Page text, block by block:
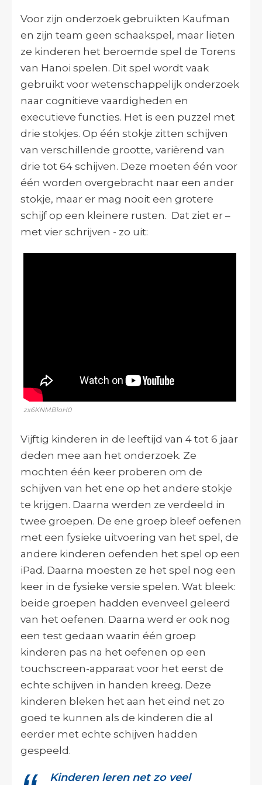
Voor zijn onderzoek gebruikten Kaufman
en zijn team geen schaakspel, maar lieten
ze kinderen het beroemde spel de Torens
van Hanoi spelen. Dit spel wordt vaak
gebruikt voor wetenschappelijk onderzoek
naar cognitieve vaardigheden en
executieve functies. Het is een puzzel met
drie stokjes. Op één stokje zitten schijven
van verschillende grootte, variërend van
drie tot 64 schijven. Deze moeten één voor
één worden overgebracht naar een ander
stokje, maar er mag nooit een grotere
schijf op een kleinere rusten. Dat ziet er –
met vier schrijven - zo uit:
zx6KNMB1oH0
Vijftig kinderen in de leeftijd van 4 tot 6 jaar
deden mee aan het onderzoek. Ze
mochten één keer proberen om de
schijven van het ene op het andere stokje
te krijgen. Daarna werden ze verdeeld in
twee groepen. De ene groep bleef oefenen
met een fysieke uitvoering van het spel, de
andere kinderen oefenden het spel op een
iPad. Daarna moesten ze het spel nog een
keer in de fysieke versie spelen. Wat bleek:
beide groepen hadden evenveel geleerd
van het oefenen. Daarna werd er ook nog
een test gedaan waarin één groep
kinderen pas na het oefenen op een
touchscreen-apparaat voor het eerst de
echte schijven in handen kreeg. Deze
kinderen bleken het aan het eind net zo
goed te kunnen als de kinderen die al
eerder met echte schijven hadden
gespeeld.
Kinderen leren net zo veel